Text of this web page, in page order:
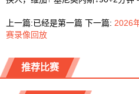
上一篇:已经是第一篇 下一篇: 2026
赛录像回放
推荐比赛